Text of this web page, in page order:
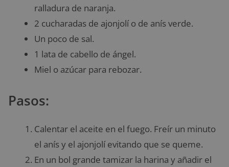
ralladura de naranja.
2 cucharadas de ajonjolí o de anís verde.
Un poco de sal.
1 lata de cabello de ángel.
Miel o azúcar para rebozar.
Pasos:
Calentar el aceite en el fuego. Freír un minuto
el anís y el ajonjolí evitando que se queme.
En un bol grande tamizar la harina y añadir el